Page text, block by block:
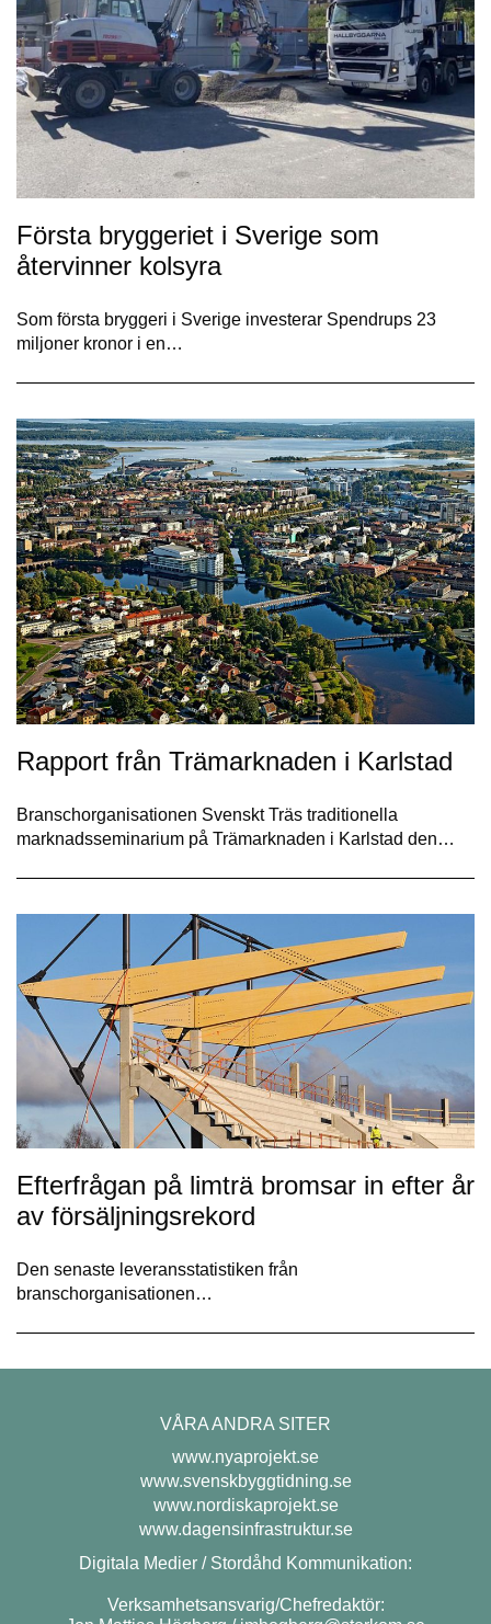
Första bryggeriet i Sverige som
återvinner kolsyra
Som första bryggeri i Sverige investerar Spendrups 23
miljoner kronor i en…
Rapport från Trämarknaden i Karlstad
Branschorganisationen Svenskt Träs traditionella
marknadsseminarium på Trämarknaden i Karlstad den…
Efterfrågan på limträ bromsar in efter år
av försäljningsrekord
Den senaste leveransstatistiken från
branschorganisationen…
VÅRA ANDRA SITER
www.nyaprojekt.se
www.svenskbyggtidning.se
www.nordiskaprojekt.se
www.dagensinfrastruktur.se
Digitala Medier / Stordåhd Kommunikation:
Verksamhetsansvarig/Chefredaktör: